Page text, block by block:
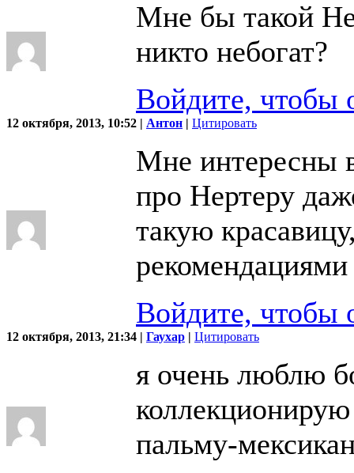
Мне бы такой
никто небогат?
Войдите, чтобы
12 октября, 2013, 10:52 | Антон | Цитировать
Мне интересны
про Нертеру
такую
рекомендациями
Войдите, чтобы
12 октября, 2013, 21:34 | Гаухар | Цитировать
я очень люблю
пальму-